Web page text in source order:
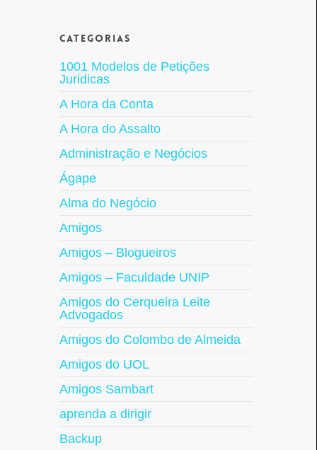
Categorias
1001 Modelos de Petições
Juridicas
A Hora da Conta
A Hora do Assalto
Administração e Negócios
Ágape
Alma do Negócio
Amigos
Amigos – Blogueiros
Amigos – Faculdade UNIP
Amigos do Cerqueira Leite
Advogados
Amigos do Colombo de Almeida
Amigos do UOL
Amigos Sambart
aprenda a dirigir
Backup